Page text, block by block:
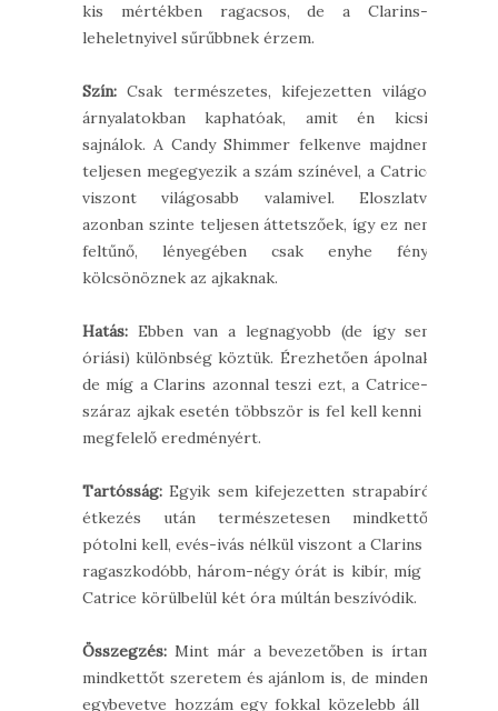
kis mértékben ragacsos, de a Clarins-t
leheletnyivel sűrűbbnek érzem.
Szín: Csak természetes, kifejezetten világos
árnyalatokban kaphatóak, amit én kicsit
sajnálok. A Candy Shimmer felkenve majdnem
teljesen megegyezik a szám színével, a Catrice
viszont világosabb valamivel. Eloszlatva
azonban szinte teljesen áttetszőek, így ez nem
feltűnő, lényegében csak enyhe fényt
kölcsönöznek az ajkaknak.
Hatás: Ebben van a legnagyobb (de így sem
óriási) különbség köztük. Érezhetően ápolnak,
de míg a Clarins azonnal teszi ezt, a Catrice-t
száraz ajkak esetén többször is fel kell kenni a
megfelelő eredményért.
Tartósság: Egyik sem kifejezetten strapabíró,
étkezés után természetesen mindkettőt
pótolni kell, evés-ivás nélkül viszont a Clarins a
ragaszkodóbb, három-négy órát is kibír, míg a
Catrice körülbelül két óra múltán beszívódik.
Összegzés: Mint már a bevezetőben is írtam,
mindkettőt szeretem és ajánlom is, de mindent
egybevetve hozzám egy fokkal közelebb áll a